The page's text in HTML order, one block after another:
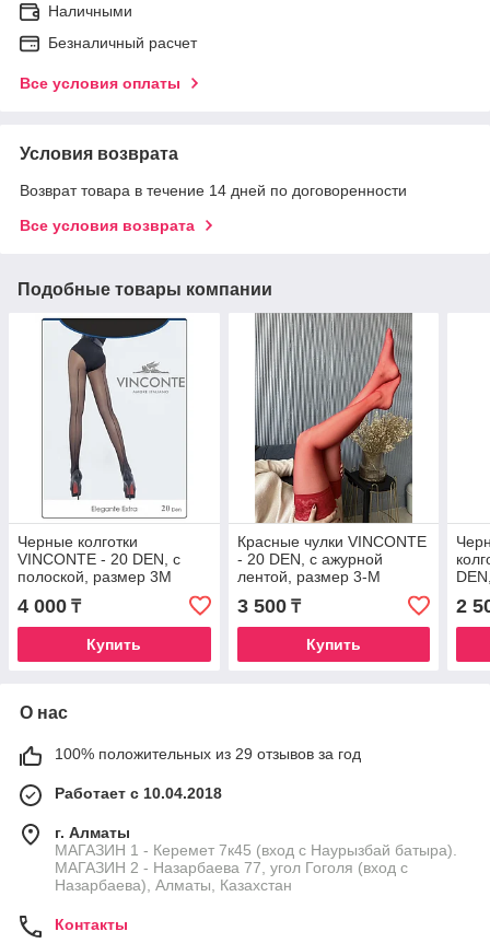
Наличными
Безналичный расчет
Все условия оплаты
Условия возврата
Возврат товара в течение 14 дней по договоренности
Все условия возврата
Подобные товары компании
Черные колготки
VINCONTE - 20 DEN, с
полоской, размер 3М
4 000 ₸
Купить
Красные чулки VINCONTE
- 20 DEN, с ажурной
лентой, размер 3-М
3 500₸
Купить
2
О нас
100% положительных из 29 отзывов за год
Работает с 10.04.2018
г. Алматы
МАГАЗИН 1 - Керемет 7к45 (вход с Наурызбай батыра).
МАГАЗИН 2 - Назарбаева 77, угол Гоголя (вход с
Назарбаева), Алматы, Казахстан
Контакты